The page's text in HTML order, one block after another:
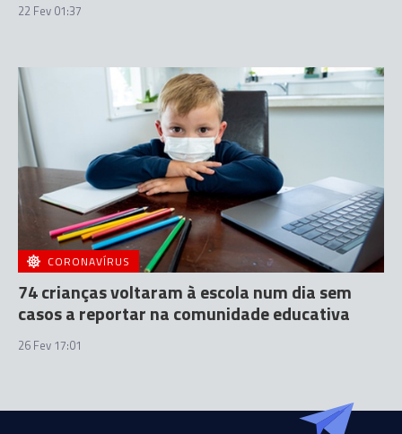
22 Fev 01:37
CORONAVÍRUS
74 crianças voltaram à escola num dia sem
casos a reportar na comunidade educativa
26 Fev 17:01